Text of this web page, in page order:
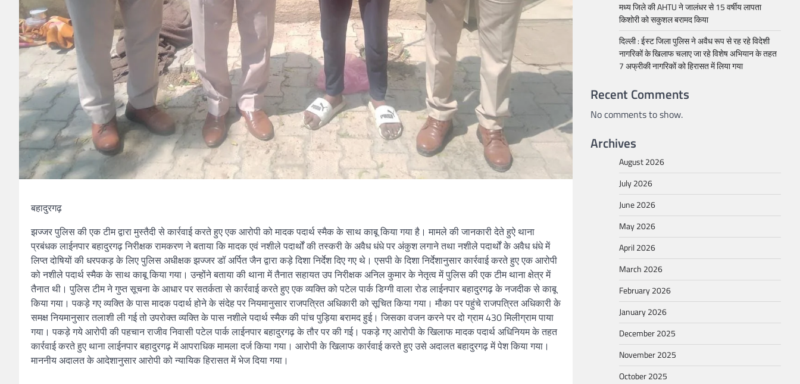
बहादुरगढ़
झज्जर पुलिस की एक टीम द्वारा मुस्तैदी से कार्रवाई करते हुए एक आरोपी को मादक पदार्थ स्मैक के साथ काबू किया गया है। मामले की जानकारी देते हुऐ थाना
प्रबंधक लाईनपार बहादुरगढ़ निरीक्षक रामकरण ने बताया कि मादक एवं नशीले पदार्थों की तस्करी के अवैध धंधे पर अंकुश लगाने तथा नशीले पदार्थों के अवैध धंधे में
लिप्त दोषियों की धरपकड़ के लिए पुलिस अधीक्षक झज्जर डॉ अर्पित जैन द्वारा कड़े दिशा निर्देश दिए गए थे। एसपी के दिशा निर्देशानुसार कार्रवाई करते हुए एक आरोपी
को नशीले पदार्थ स्मैक के साथ काबू किया गया। उन्होंने बताया की थाना में तैनात सहायत उप निरीक्षक अनिल कुमार के नेतृत्व में पुलिस की एक टीम थाना क्षेत्र में
तैनात थी। पुलिस टीम ने गुप्त सूचना के आधार पर सतर्कता से कार्रवाई करते हुए एक व्यक्ति को पटेल पार्क डिग्गी वाला रोड लाईनपार बहादुरगढ़ के नजदीक से काबू
किया गया। पकड़े गए व्यक्ति के पास मादक पदार्थ होने के संदेह पर नियमानुसार राजपत्रित अधिकारी को सूचित किया गया। मौका पर पहुंचे राजपत्रित अधिकारी के
समक्ष नियमानुसार तलाशी ली गई तो उपरोक्त व्यक्ति के पास नशीले पदार्थ स्मैक की पांच पुड़िया बरामद हुई। जिसका वजन करने पर दो ग्राम 430 मिलीग्राम पाया
गया। पकड़े गये आरोपी की पहचान राजीव निवासी पटेल पार्क लाईनपार बहादुरगढ़ के तौर पर की गई। पकड़े गए आरोपी के खिलाफ मादक पदार्थ अधिनियम के तहत
कार्रवाई करते हुए थाना लाईनपार बहादुरगढ़ में आपराधिक मामला दर्ज किया गया। आरोपी के खिलाफ कार्रवाई करते हुए उसे अदालत बहादुरगढ़ में पेश किया गया।
माननीय अदालत के आदेशानुसार आरोपी को न्यायिक हिरासत में भेज दिया गया।
मध्य जिले की AHTU ने जालंधर से 15 वर्षीय लापता
किशोरी को सकुशल बरामद किया
दिल्ली : ईस्ट जिला पुलिस ने अवैध रूप से रह रहे विदेशी
नागरिकों के खिलाफ चलाए जा रहे विशेष अभियान के तहत
7 अफ्रीकी नागरिकों को हिरासत में लिया गया
Recent Comments
No comments to show.
Archives
August 2026
July 2026
June 2026
May 2026
April 2026
March 2026
February 2026
January 2026
December 2025
November 2025
October 2025